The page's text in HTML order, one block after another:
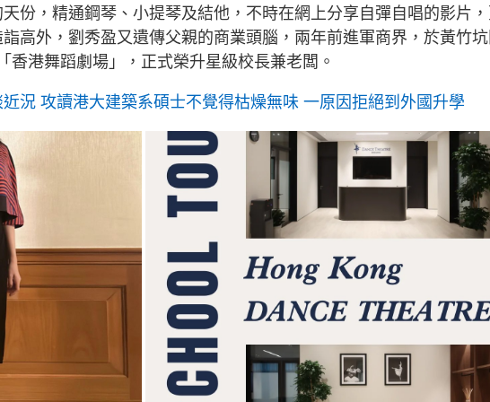
份，精通鋼琴、小提琴及結他，不時在網上分享自彈自唱的影片
高外，劉秀盈又遺傳父親的商業頭腦，兩年前進軍商界，於黃竹
香港舞蹈劇場」，正式榮升星級校長兼老闆。
況 攻讀港大建築系碩士不覺得枯燥無味 一原因拒絕到外國升學